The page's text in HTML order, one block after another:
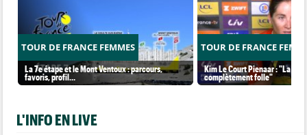
TOUR DE FRANCE FEMMES
La 7e étape et le Mont Ventoux : parcours,
favoris, profil…
TOUR DE FRANCE
Kim Le Court Pienaar : "La
complètement folle"
L'INFO EN LIVE